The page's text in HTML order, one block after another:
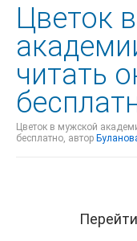
Цветок
читать
Цветок в мужской
бесплатно, автор